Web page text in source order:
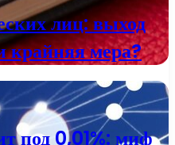
лиц: выход
крайняя мера?
под 0,01%: миф